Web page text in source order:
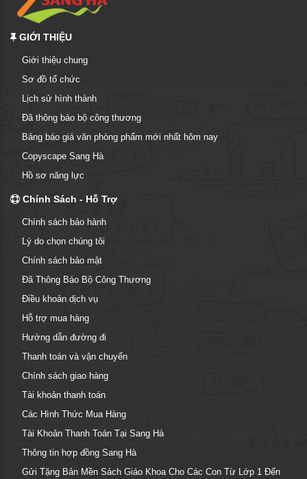
GIỚI THIỆU
Giới thiệu chung
Sơ đồ tổ chức
Lịch sử hình thành
Đã thông báo bộ công thương
Bảng báo giá văn phòng phẩm mới nhất hôm nay
Copyscape Sang Hà
Hồ sơ năng lực
Chính Sách - Hỗ Trợ
Chính sách bảo hành
Lý do chọn chúng tôi
Chính sách bảo mật
Đã Thông Báo Bộ Công Thương
Điều khoản dịch vụ
Hỗ trợ mua hàng
Hướng dẫn đường đi
Thanh toán và vận chuyển
Chính sách giao hàng
Tài khoản thanh toán
Các Hình Thức Mua Hàng
Tài Khoản Thanh Toán Tại Sang Hà
Thông tin hợp đồng Sang Hà
Gửi Tặng Bản Mền Sách Giáo Khoa Cho Các Con Từ Lớp 1 Đến